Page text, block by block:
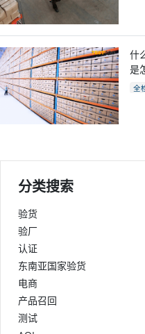
什
是
全
分类搜索
验货
验厂
认证
东南亚国家验货
电商
产品召回
测试